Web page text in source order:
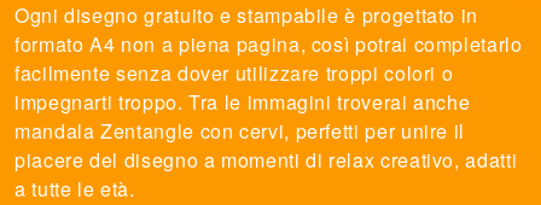
Ogni disegno gratuito e stampabile è progettato in
formato A4 non a piena pagina, così potrai completarlo
facilmente senza dover utilizzare troppi colori o
impegnarti troppo. Tra le immagini troverai anche
mandala Zentangle con cervi, perfetti per unire il
piacere del disegno a momenti di relax creativo, adatti
a tutte le età.